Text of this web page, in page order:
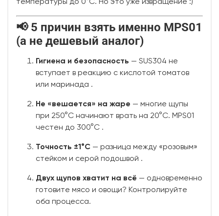
температуры до 0°C. Но это уже извращение :)
📢 5 причин взять именно MPS01
(а не дешевый аналог)
Гигиена и безопасность — SUS304 не
вступает в реакцию с кислотой томатов
или маринада .
Не «вешается» на жаре — многие щупы
при 250°C начинают врать на 20°C. MPS01
честен до 300°C .
Точность ±1°C — разница между «розовым»
стейком и серой подошвой .
Двух щупов хватит на всё — одновременно
готовите мясо и овощи? Контролируйте
оба процесса.